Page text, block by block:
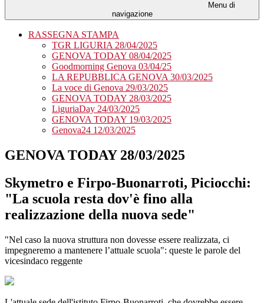
Menu di
navigazione
RASSEGNA STAMPA
TGR LIGURIA 28/04/2025
GENOVA TODAY 08/04/2025
Goodmorning Genova 03/04/25
LA REPUBBLICA GENOVA 30/03/2025
La voce di Genova 29/03/2025
GENOVA TODAY 28/03/2025
LiguriaDay 24/03/2025
GENOVA TODAY 19/03/2025
Genova24 12/03/2025
GENOVA TODAY 28/03/2025
Skymetro e Firpo-Buonarroti, Piciocchi:
"La scuola resta dov'è fino alla
realizzazione della nuova sede"
"Nel caso la nuova struttura non dovesse essere realizzata, ci
impegneremo a mantenere l’attuale scuola": queste le parole del
vicesindaco reggente